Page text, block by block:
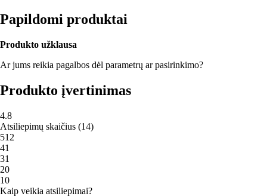
Papildomi produktai
Produkto užklausa
Ar jums reikia pagalbos dėl parametrų ar pasirinkimo?
Produkto įvertinimas
4.8
Atsiliepimų skaičius (14)
512
41
31
20
10
Kaip veikia atsiliepimai?